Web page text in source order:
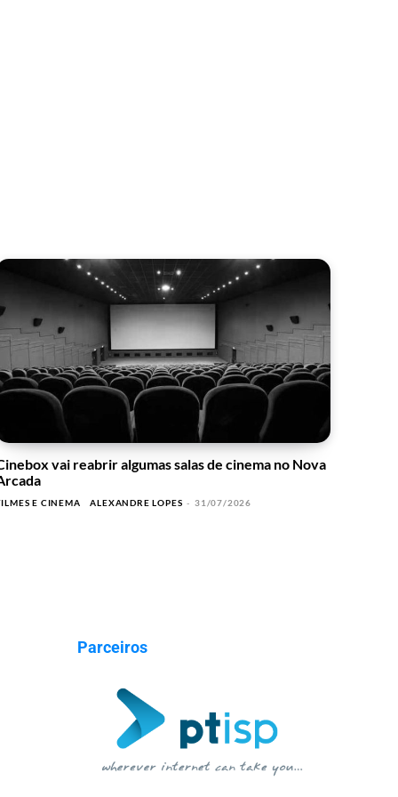
vai reabrir algumas salas de cinema no Nova
E CINEMA ALEXANDRE LOPES - 31/07/2026
Parceiros